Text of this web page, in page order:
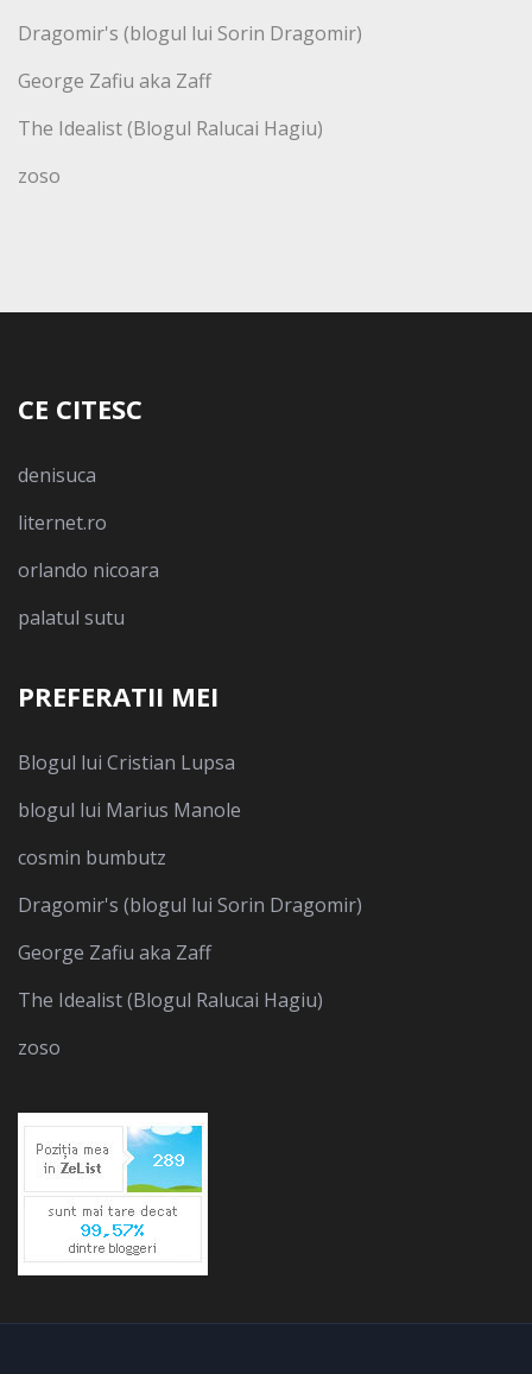
Dragomir's (blogul lui Sorin Dragomir)
George Zafiu aka Zaff
The Idealist (Blogul Ralucai Hagiu)
zoso
CE CITESC
denisuca
liternet.ro
orlando nicoara
palatul sutu
PREFERATII MEI
Blogul lui Cristian Lupsa
blogul lui Marius Manole
cosmin bumbutz
Dragomir's (blogul lui Sorin Dragomir)
George Zafiu aka Zaff
The Idealist (Blogul Ralucai Hagiu)
zoso